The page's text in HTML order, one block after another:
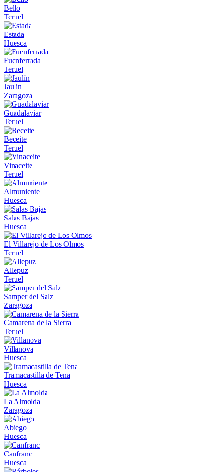
Bello
Teruel
Estada
Huesca
Fuenferrada
Teruel
Jaulín
Zaragoza
Guadalaviar
Teruel
Beceite
Teruel
Vinaceite
Teruel
Almuniente
Huesca
Salas Bajas
Huesca
El Villarejo de Los Olmos
Teruel
Allepuz
Teruel
Samper del Salz
Zaragoza
Camarena de la Sierra
Teruel
Villanova
Huesca
Tramacastilla de Tena
Huesca
La Almolda
Zaragoza
Abiego
Huesca
Canfranc
Huesca